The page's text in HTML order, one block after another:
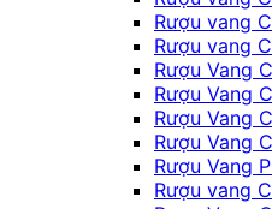
Rượu vang
Rượu vang
Rượu Vang
Rượu Vang
Rượu Vang
Rượu Vang
Rượu Vang
Rượu vang